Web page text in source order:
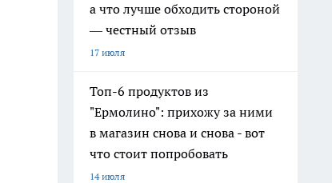
а что лучше обходить стороной
— честный отзыв
17 июля
Топ-6 продуктов из
"Ермолино": прихожу за ними
в магазин снова и снова - вот
что стоит попробовать
14 июля